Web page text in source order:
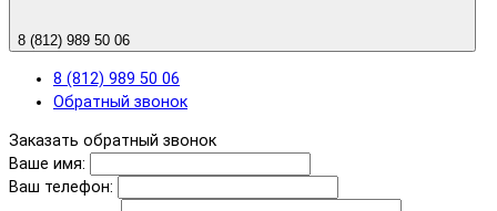
8 (812) 989 50 06
8 (812) 989 50 06
Обратный звонок
Заказать обратный звонок
Ваше имя:
Ваш телефон: